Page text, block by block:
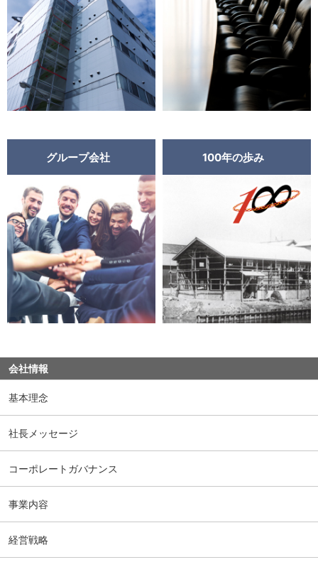
会社情報
基本理念
社長メッセージ
コーポレートガバナンス
事業内容
経営戦略
グループ会社 100年の歩み